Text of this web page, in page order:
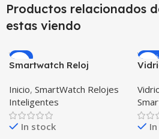
Productos relacionados
estas viendo
-9%
Smartwatch Reloj
BAND X PRO™
(Smartwatch p70)
Compatible Android IOS
Inicio, SmartWatch Relojes
Inteligentes
In stock
-25%